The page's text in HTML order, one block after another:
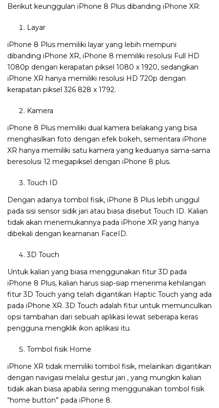
Berikut keunggulan iPhone 8 Plus dibanding iPhone XR:
Layar
iPhone 8 Plus memiliki layar yang lebih mempuni
dibanding iPhone XR, iPhone 8 memiliki resolusi Full HD
1080p dengan kerapatan piksel 1080 x 1920, sedangkan
iPhone XR hanya memiliki resolusi HD 720p dengan
kerapatan piksel 326 828 x 1792.
Kamera
iPhone 8 Plus memiliki dual kamera belakang yang bisa
menghasilkan foto dengan efek bokeh, sementara iPhone
XR hanya memiliki satu kamera yang keduanya sama-sama
beresolusi 12 megapiksel dengan iPhone 8 plus.
Touch ID
Dengan adanya tombol fisik, iPhone 8 Plus lebih unggul
pada sisi sensor sidik jari atau biasa disebut Touch ID. Kalian
tidak akan menemukannya pada iPhone XR yang hanya
dibekali dengan keamanan FaceID.
3D Touch
Untuk kalian yang biasa menggunakan fitur 3D pada
iPhone 8 Plus, kalian harus siap-siap menerima kehilangan
fitur 3D Touch yang telah digantikan Haptic Touch yang ada
pada iPhone XR. 3D Touch adalah fitur untuk memunculkan
opsi tambahan dari sebuah aplikasi lewat seberapa keras
pengguna mengklik ikon aplikasi itu.
Tombol fisik Home
iPhone XR tidak memiliki tombol fisik, melainkan digantikan
dengan navigasi melalui gestur jari , yang mungkin kalian
tidak akan biasa apabila sering menggunakan tombol fisik
“home button” pada iPhone 8.